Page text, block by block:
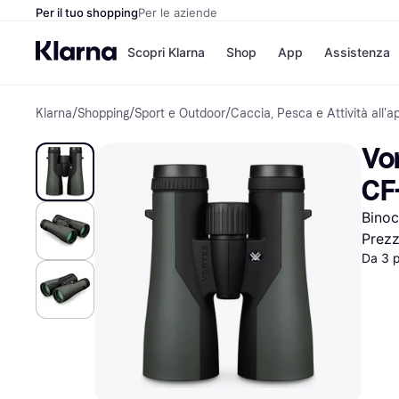
Per il tuo shoppingPer le aziende
Scopri Klarna
Opzioni di
Paga in 3 rate
Paga dopo 30 giorni
Shop
Negozi
Unieuro
Media
eBay
Zalando
App Assistenza
Klarna/Shopping/Sport e Outdoor/Caccia, Pesca e Attività
Da 3